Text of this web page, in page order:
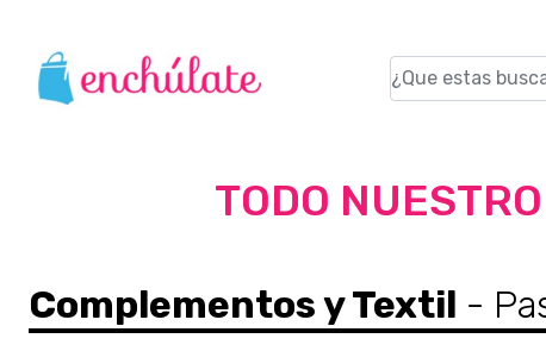
TODO
Complementos y Textil -